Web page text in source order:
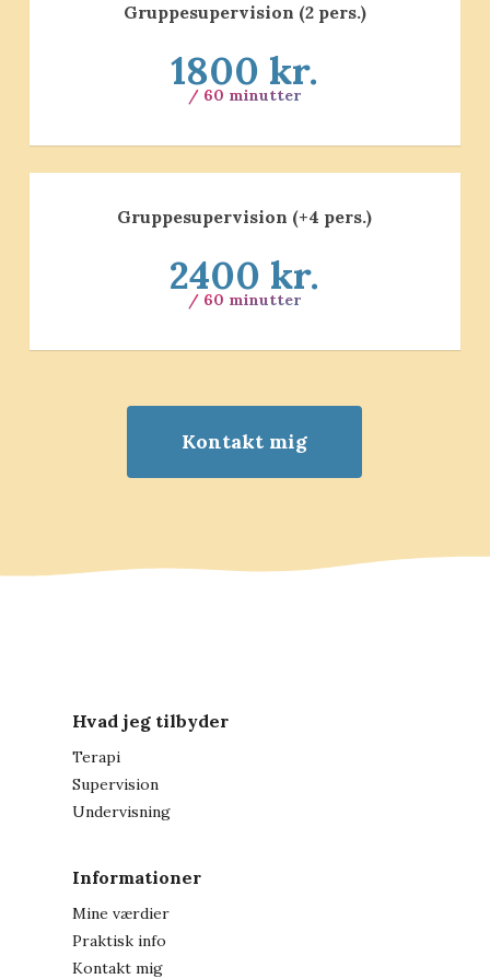
Gruppesupervision (2 pers.)
1800 kr.
/ 60 minutter
Gruppesupervision (+4 pers.)
2400 kr.
/ 60 minutter
Kontakt mig
Hvad jeg tilbyder
Terapi
Supervision
Undervisning
Informationer
Mine værdier
Praktisk info
Kontakt mig